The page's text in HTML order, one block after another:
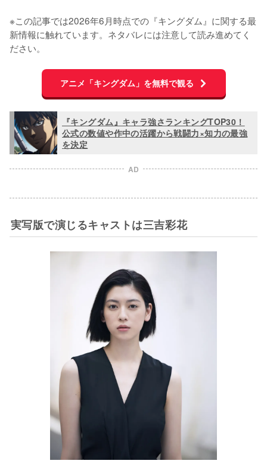
※この記事では2026年6月時点での『キングダム』に関する最
新情報に触れています。ネタバレには注意して読み進めてく
ださい。
アニメ「キングダム」を無料で観る
『キングダム』キャラ強さランキングTOP30！
公式の数値や作中の活躍から戦闘力×知力の最強
を決定
AD
実写版で演じるキャストは三吉彩花